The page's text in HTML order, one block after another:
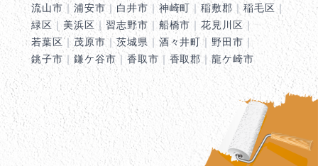
流山市 ｜ 浦安市｜ 白井市 ｜神崎町 ｜稲敷郡 ｜稲毛区 ｜
緑区 ｜ 美浜区 ｜ 習志野市 ｜ 船橋市 ｜花見川区 ｜
若葉区｜ 茂原市 ｜茨城県 ｜ 酒々井町 ｜ 野田市 ｜
銚子市 ｜ 鎌ケ谷市｜香取市 ｜ 香取郡 ｜龍ケ崎市